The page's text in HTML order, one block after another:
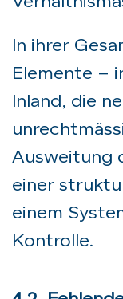
In ihrer
Elemente –
Inland, die
Ausweitung
einer
einem
Kontrolle.